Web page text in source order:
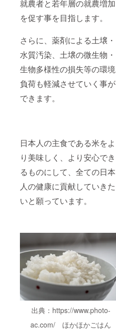
就農者と若年層の就農増加
を促す事を目指します。
さらに、薬剤による土壌・
水質汚染、土壌の微生物・
生物多様性の損失等の環境
負荷も軽減させていく事が
できます。
日本人の主食である米をよ
り美味しく、より安心でき
るものにして、全ての日本
人の健康に貢献していきた
いと願っています。
出典：https://www.photo-
ac.com/ ほかほかごはん